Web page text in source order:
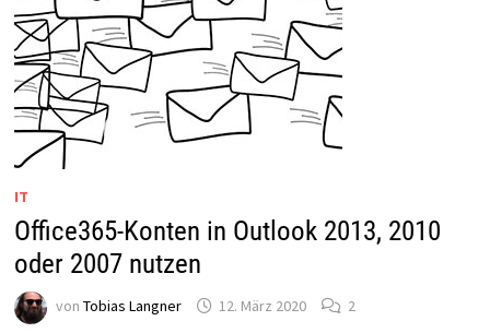
IT
Office365-Konten in Outlook 2013, 2010
oder 2007 nutzen
von Tobias Langner 12. März 2020 2